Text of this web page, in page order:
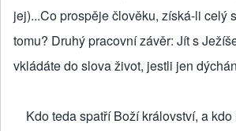
jej)...Co prospěje člověku, získá-li celý
tomu? Druhý pracovní závěr: Jít s
vkládáte do slova život, jestli jen
Kdo teda spatří Boží království, a